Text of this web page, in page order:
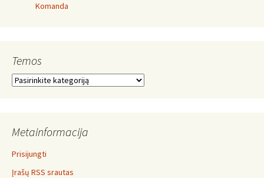
Komanda
Temos
Temos
Metainformacija
Prisijungti
Įrašų RSS srautas